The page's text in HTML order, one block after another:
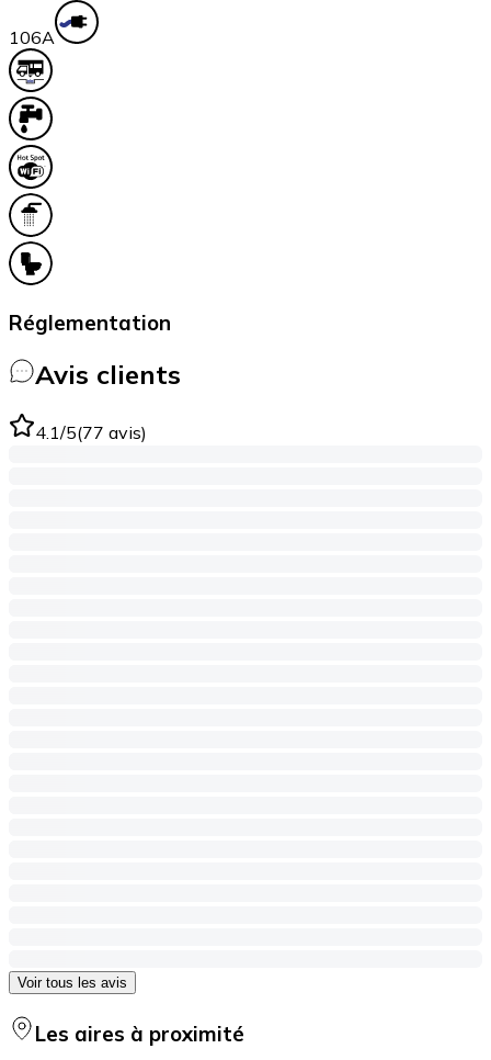
106A
Réglementation
Avis clients
4.1/5(77 avis)
Voir tous les avis
Les aires à proximité